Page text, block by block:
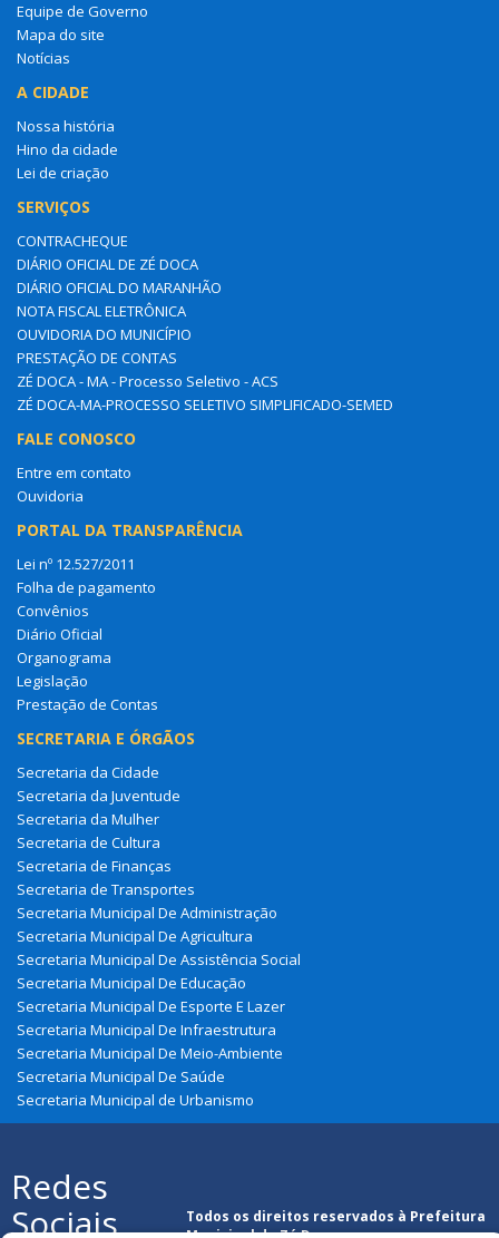
Equipe de Governo
Mapa do site
Notícias
A CIDADE
Nossa história
Hino da cidade
Lei de criação
SERVIÇOS
CONTRACHEQUE
DIÁRIO OFICIAL DE ZÉ DOCA
DIÁRIO OFICIAL DO MARANHÃO
NOTA FISCAL ELETRÔNICA
OUVIDORIA DO MUNICÍPIO
PRESTAÇÃO DE CONTAS
ZÉ DOCA - MA - Processo Seletivo - ACS
ZÉ DOCA-MA-PROCESSO SELETIVO SIMPLIFICADO-SEMED
FALE CONOSCO
Entre em contato
Ouvidoria
PORTAL DA TRANSPARÊNCIA
Lei nº 12.527/2011
Folha de pagamento
Convênios
Diário Oficial
Organograma
Legislação
Prestação de Contas
SECRETARIA E ÓRGÃOS
Secretaria da Cidade
Secretaria da Juventude
Secretaria da Mulher
Secretaria de Cultura
Secretaria de Finanças
Secretaria de Transportes
Secretaria Municipal De Administração
Secretaria Municipal De Agricultura
Secretaria Municipal De Assistência Social
Secretaria Municipal De Educação
Secretaria Municipal De Esporte E Lazer
Secretaria Municipal De Infraestrutura
Secretaria Municipal De Meio-Ambiente
Secretaria Municipal De Saúde
Secretaria Municipal de Urbanismo
Redes
Sociais
Todos os direitos reservados à Prefeitura